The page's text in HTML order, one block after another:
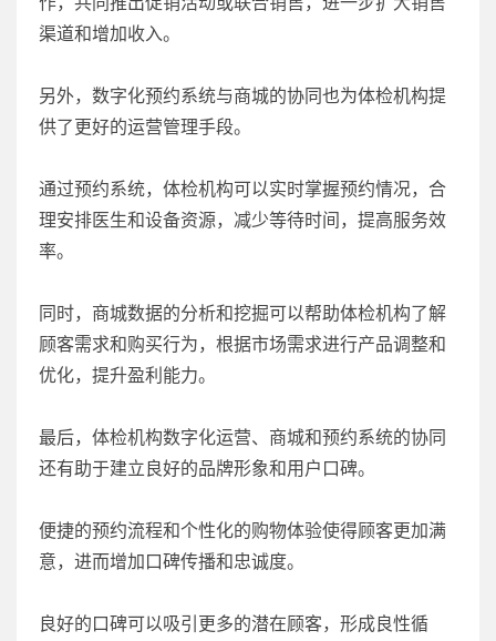
渠道和增加收入。
另外，数字化预约系统与商城的协同也为体检机构提
供了更好的运营管理手段。
通过预约系统，体检机构可以实时掌握预约情况，合
理安排医生和设备资源，减少等待时间，提高服务效
率。
同时，商城数据的分析和挖掘可以帮助体检机构了解
顾客需求和购买行为，根据市场需求进行产品调整和
优化，提升盈利能力。
最后，体检机构数字化运营、商城和预约系统的协同
还有助于建立良好的品牌形象和用户口碑。
便捷的预约流程和个性化的购物体验使得顾客更加满
意，进而增加口碑传播和忠诚度。
良好的口碑可以吸引更多的潜在顾客，形成良性循